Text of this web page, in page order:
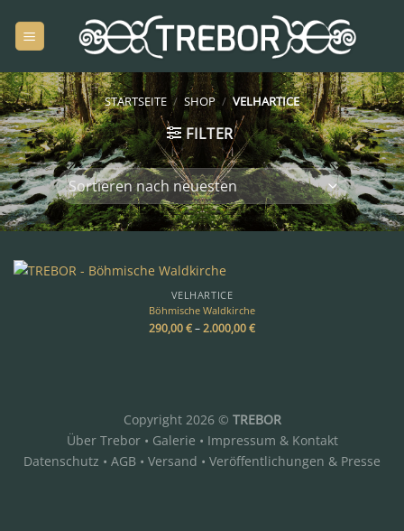
Inhalt
springen
STARTSEITE / SHOP / VELHARTICE
FILTER
VELHARTICE
Böhmische Waldkirche
290,00€–2.000,00€
Copyright 2026 © TREBOR
Über Trebor• Galerie • Impressum & Kontakt
Datenschutz • AGB • Versand • Veröffentlichungen & Presse